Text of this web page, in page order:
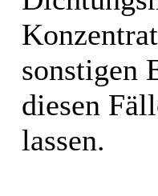
sonstigen
diesen
lassen.